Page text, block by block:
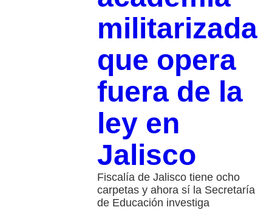
militarizada
que opera
fuera de la
ley en
Jalisco
Fiscalía de Jalisco tiene ocho
carpetas y ahora sí la Secretaría
de Educación investiga